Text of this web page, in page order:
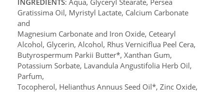
INGREDIENTS: Aqua, Glyceryl Stearate, Persea
Gratissima Oil, Myristyl Lactate, Calcium Carbonate
and
Magnesium Carbonate and Iron Oxide, Cetearyl
Alcohol, Glycerin, Alcohol, Rhus Verniciflua Peel Cera,
Butyrospermum Parkii Butter*, Xanthan Gum,
Potassium Sorbate, Lavandula Angustifolia Herb Oil,
Parfum,
Tocopherol, Helianthus Annuus Seed Oil*, Zinc Oxide,